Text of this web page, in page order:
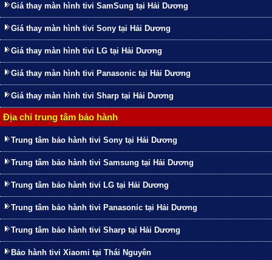
Giá thay màn hình tivi SamSung tại Hải Dương
Giá thay màn hình tivi Sony tại Hải Dương
Giá thay màn hình tivi LG tại Hải Dương
Giá thay màn hình tivi Panasonic tại Hải Dương
Giá thay màn hình tivi Sharp tại Hải Dương
Địa chỉ trung tâm bảo hành
Trung tâm bảo hành tivi Sony tại Hải Dương
Trung tâm bảo hành tivi Samsung tại Hải Dương
Trung tâm bảo hành tivi LG tại Hải Dương
Trung tâm bảo hành tivi Panasonic tại Hải Dương
Trung tâm bảo hành tivi Sharp tại Hải Dương
Bảo hành tivi Xiaomi tại Thái Nguyên